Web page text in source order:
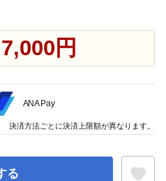
7,000円
る
ANA Pay
決済方法ごとに決済上限額が異なります。